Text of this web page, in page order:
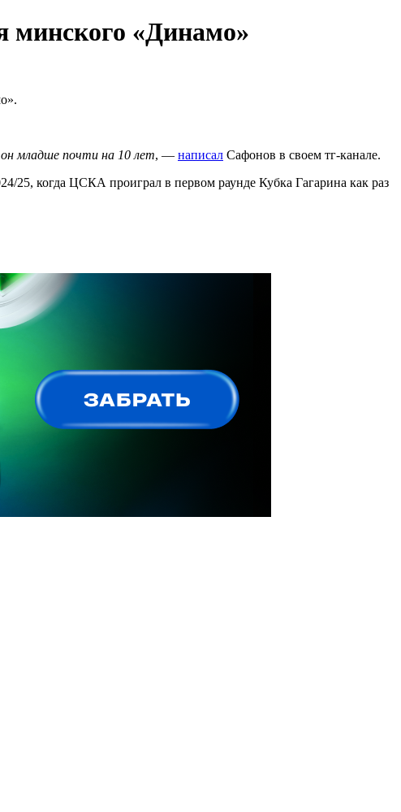
минского «Динамо»
младше почти на 10 лет, — написал Сафонов в своем тг-канале.
25, когда ЦСКА проиграл в первом раунде Кубка Гагарина как раз